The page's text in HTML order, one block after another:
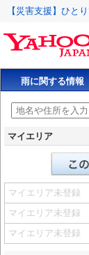
【災害支援】ひと
雨に関する情報
マイエリア
マイエリア未登録
マイエリア未登録
マイエリア未登録